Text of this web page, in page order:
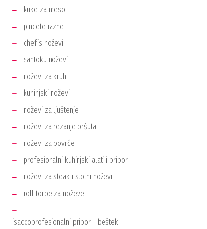
kuke za meso
pincete razne
chef´s noževi
santoku noževi
noževi za kruh
kuhinjski noževi
noževi za ljuštenje
noževi za rezanje pršuta
noževi za povrće
profesionalni kuhinjski alati i pribor
noževi za steak i stolni noževi
roll torbe za noževe
isaccoprofesionalni pribor - beštek